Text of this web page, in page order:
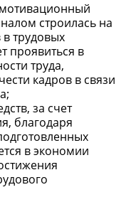
строилась на
трудовых
проявиться в
труда,
кадров в связи
за счет
благодаря
в экономии